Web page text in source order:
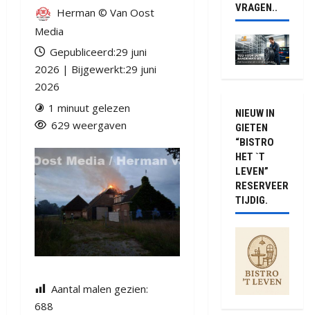
Herman © Van Oost
Media
Gepubliceerd:29 juni
2026 | Bijgewerkt:29 juni
2026
1 minuut gelezen
629 weergaven
Aantal malen gezien:
688
VRAGEN..
NIEUW IN
GIETEN
“BISTRO
HET `T
LEVEN”
RESERVEER
TIJDIG.